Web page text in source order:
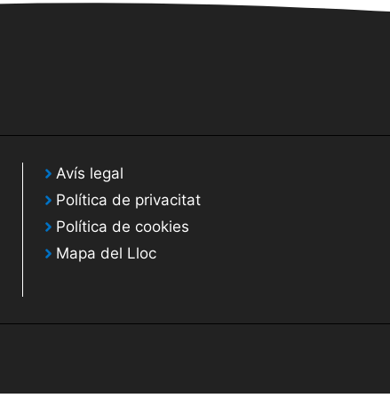
Avís legal
Política de privacitat
Política de cookies
Mapa del Lloc